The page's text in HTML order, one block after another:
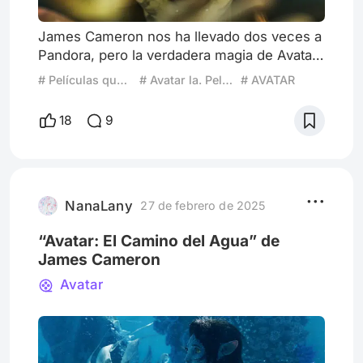
James Cameron nos ha llevado dos veces a
Pandora, pero la verdadera magia de Avatar
y Avatar: El Camino del Agua es que nos
muestran que la Tierra ya posee paisajes tan
extraordinarios como los de este mundo
ficticio. A través de una narrativa visual
tenemos con la nat
# Películas que Resaltan Lugares # Avatar la. Película # AVATAR
18 9
NanaLany 27 de febrero de 2025
“Avatar: El Camino del Agua” de
James Cameron
Avatar